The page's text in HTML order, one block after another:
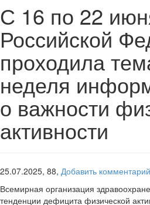
С 16 по 22
Российской
проходила
неделя
о важности
активности
25.07.2025, 88, Добавить комментарий
Всемирная организация
тенденции дефицита физической